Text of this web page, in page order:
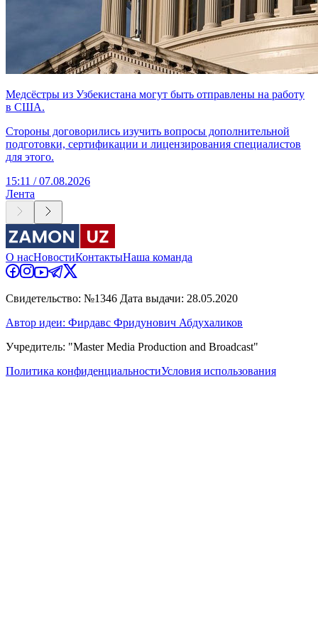
Медсёстры из Узбекистана могут быть отправлены на работу
в США.
Стороны договорились изучить вопросы дополнительной
подготовки, сертификации и лицензирования специалистов
для этого.
15:11 / 07.08.2026
Лента
О насНовостиКонтактыНаша команда
Свидетельство: №1346 Дата выдачи: 28.05.2020
Автор идеи: Фирдавс Фридунович Абдухаликов
Учредитель: "Master Media Production and Broadcast"
Политика конфиденциальностиУсловия использования